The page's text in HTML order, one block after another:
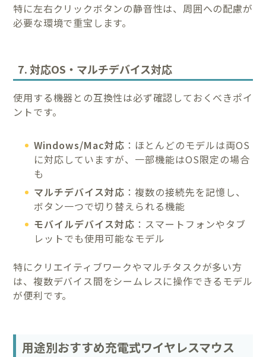
特に左右クリックボタンの静音性は、周囲への配慮が
必要な環境で重宝します。
7. 対応OS・マルチデバイス対応
使用する機器との互換性は必ず確認しておくべきポイ
ントです。
Windows/Mac対応 ：ほとんどのモデルは両OS
に対応していますが、一部機能はOS限定の場合
も
マルチデバイス対応 ：複数の接続先を記憶し、
ボタン一つで切り替えられる機能
モバイルデバイス対応 ：スマートフォンやタブ
レットでも使用可能なモデル
特にクリエイティブワークやマルチタスクが多い方
は、複数デバイス間をシームレスに操作できるモデル
が便利です。
用途別おすすめ充電式ワイヤレスマウス